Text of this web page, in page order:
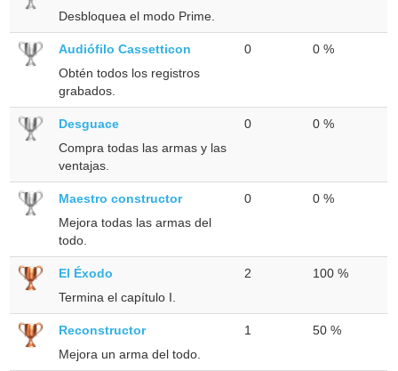
Desbloquea el modo Prime.
Audiófilo Cassetticon
Obtén todos los registros
grabados.
0 0 %
Desguace
Compra todas las armas y las
ventajas.
0 0 %
Maestro constructor
Mejora todas las armas del
todo.
0 0 %
El Éxodo
Termina el capítulo I.
2 100 %
Reconstructor
Mejora un arma del todo.
1 50 %